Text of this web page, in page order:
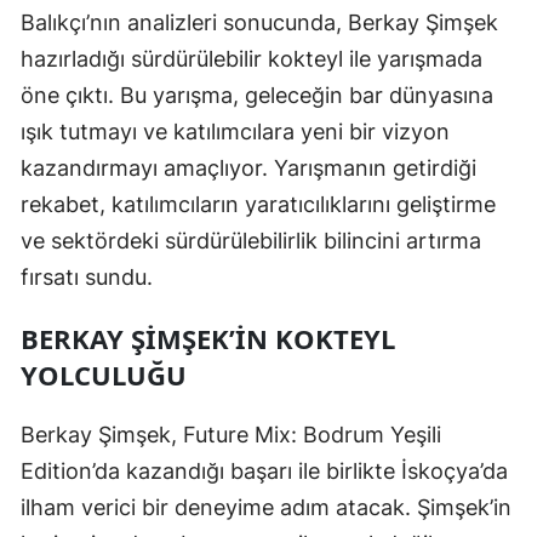
Balıkçı’nın analizleri sonucunda, Berkay Şimşek
hazırladığı sürdürülebilir kokteyl ile yarışmada
öne çıktı. Bu yarışma, geleceğin bar dünyasına
ışık tutmayı ve katılımcılara yeni bir vizyon
kazandırmayı amaçlıyor. Yarışmanın getirdiği
rekabet, katılımcıların yaratıcılıklarını geliştirme
ve sektördeki sürdürülebilirlik bilincini artırma
fırsatı sundu.
BERKAY ŞIMŞEK’IN KOKTEYL
YOLCULUĞU
Berkay Şimşek, Future Mix: Bodrum Yeşili
Edition’da kazandığı başarı ile birlikte İskoçya’da
ilham verici bir deneyime adım atacak. Şimşek’in